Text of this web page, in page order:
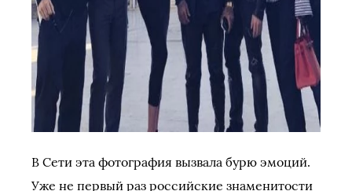
В Сети эта фотография вызвала бурю эмоций.
Уже не первый раз российские знаменитости